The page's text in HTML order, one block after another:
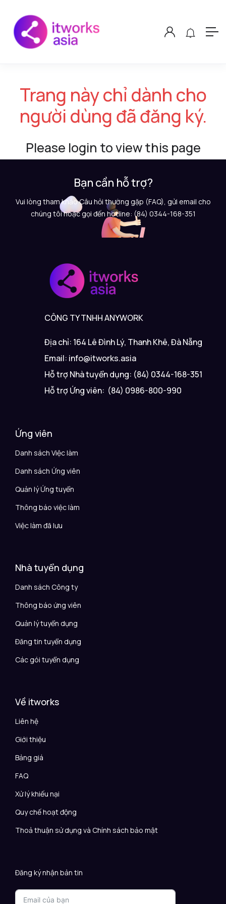
Trang này chỉ dành cho
người dùng đã đăng ký.
Please login to view this page
Bạn cần hỗ trợ?
Vui lòng tham khảo Câu hỏi thường gặp (FAQ), gửi email cho
chúng tôi hoặc gọi đến hotline: (84) 0344-168-351
CÔNG TY TNHH ANYWORK
Địa chỉ: 164 Lê Đình Lý, Thanh Khê, Đà Nẵng
Email: info@itworks.asia
Hỗ trợ Nhà tuyển dụng: (84) 0344-168-351
Hỗ trợ Ứng viên: (84) 0986-800-990
Ứng viên
Danh sách Việc làm
Danh sách Ứng viên
Quản lý Ứng tuyển
Thông báo việc làm
Việc làm đã lưu
Nhà tuyển dụng
Danh sách Công ty
Thông báo ứng viên
Quản lý tuyển dụng
Đăng tin tuyển dụng
Các gói tuyển dụng
Về itworks
Liên hệ
Giới thiệu
Bảng giá
FAQ
Xử lý khiếu nại
Quy chế hoạt động
Thoả thuận sử dụng và Chính sách bảo mật
Đăng ký nhận bản tin